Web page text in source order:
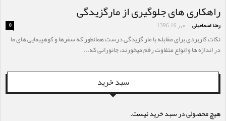
راهکاری های جلوگیری از مارگزیدگی
رضا اسماعیلی - مهر 16, 1396 0
نکات کاربردی برای مقابله با مار گزیدگی درست همانطور که سفرها و کوهپیمایی های ما
در اندازه ها و انواع متفاوت رقم میخورند، جانورانی که...
سبد خرید
هیچ محصولی در سبد خرید نیست.